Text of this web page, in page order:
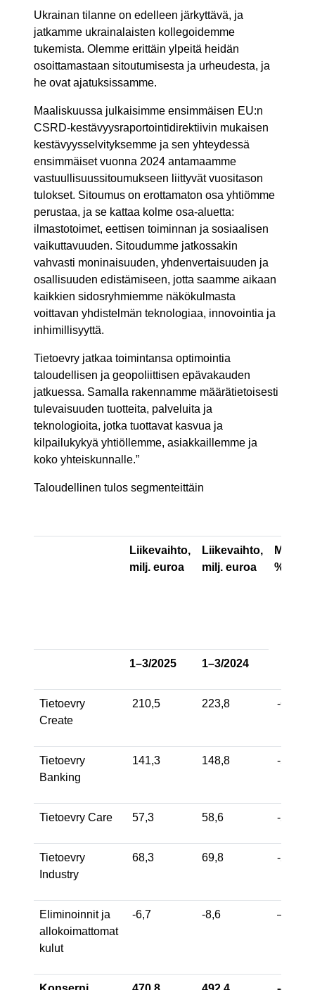
Ukrainan tilanne on edelleen järkyttävä, ja
jatkamme ukrainalaisten kollegoidemme
tukemista. Olemme erittäin ylpeitä heidän
osoittamastaan sitoutumisesta ja urheudesta, ja
he ovat ajatuksissamme.
Maaliskuussa julkaisimme ensimmäisen EU:n
CSRD-kestävyysraportointidirektiivin mukaisen
kestävyysselvityksemme ja sen yhteydessä
ensimmäiset vuonna 2024 antamaamme
vastuullisuussitoumukseen liittyvät vuositason
tulokset. Sitoumus on erottamaton osa yhtiömme
perustaa, ja se kattaa kolme osa-aluetta:
ilmastotoimet, eettisen toiminnan ja sosiaalisen
vaikuttavuuden. Sitoudumme jatkossakin
vahvasti moninaisuuden, yhdenvertaisuuden ja
osallisuuden edistämiseen, jotta saamme aikaan
kaikkien sidosryhmiemme näkökulmasta
voittavan yhdistelmän teknologiaa, innovointia ja
inhimillisyyttä.
Tietoevry jatkaa toimintansa optimointia
taloudellisen ja geopoliittisen epävakauden
jatkuessa. Samalla rakennamme määrätietoisesti
tulevaisuuden tuotteita, palveluita ja
teknologioita, jotka tuottavat kasvua ja
kilpailukykyä yhtiöllemme, asiakkaillemme ja
koko yhteiskunnalle.”
Taloudellinen tulos segmenteittäin
Liikevaihto,
milj. euroa
Liikevaihto,
milj. euroa
%
1–3/2025 1–3/2024
Tietoevry
Create
210,5 223,8 -6
Tietoevry
Banking
141,3 148,8 -5
Tietoevry Care 57,3 58,6 -2
Tietoevry
Industry
68,3 69,8 -2
Eliminoinnit ja
allokoimattomat
kulut
-6,7 -8,6 —